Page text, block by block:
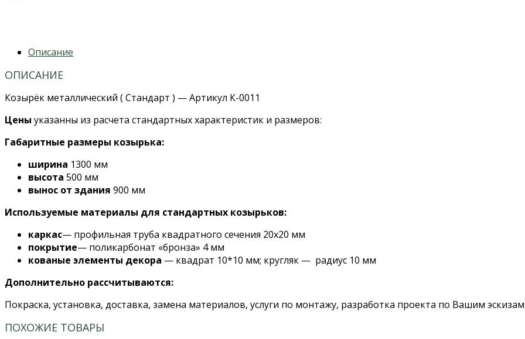
Описание
ОПИСАНИЕ
Козырёк металлический ( Стандарт ) — Артикул К-0011
Цены указанны из расчета стандартных характеристик и размеров:
Габаритные размеры козырька:
ширина 1300 мм
высота 500 мм
вынос от здания 900 мм
Используемые материалы для стандартных козырьков:
каркас— профильная труба квадратного сечения 20х20 мм
покрытие— поликарбонат «бронза» 4 мм
кованые элементы декора — квадрат 10*10 мм; кругляк — радиус 10 мм
Дополнительно рассчитываются:
Покраска, установка, доставка, замена материалов, услуги по монтажу, разработка проекта по Вашим
ПОХОЖИЕ ТОВАРЫ